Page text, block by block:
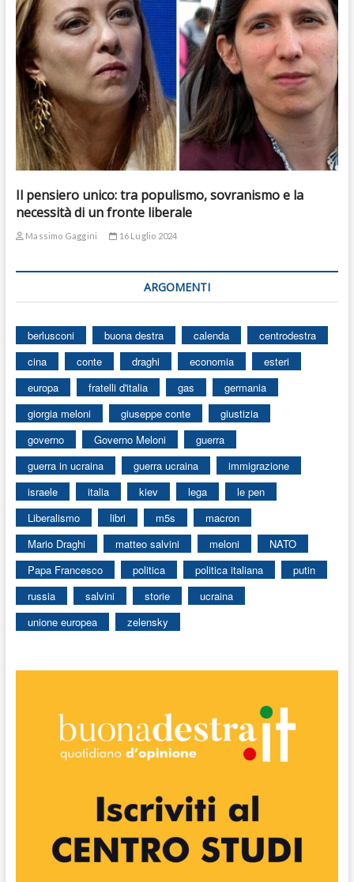
Il pensiero unico: tra populismo, sovranismo e la
necessità di un fronte liberale
Massimo Gaggini 16 Luglio 2024
ARGOMENTI
berlusconi buona destra calenda
centrodestra
cina
conte draghi economia
esteri
europa
fratelli d'italia gas
germania
giorgia meloni
giuseppe conte
giustizia
governo
Governo Meloni
guerra
guerra in ucraina
guerra ucraina
immigrazione
israele
italia kiev lega
le pen
Liberalismo
libri m5s
macron
Mario Draghi
matteo salvini meloni
NATO
Papa Francesco
politica politica italiana
putin
russia
salvini storie
ucraina
unione europea
zelensky